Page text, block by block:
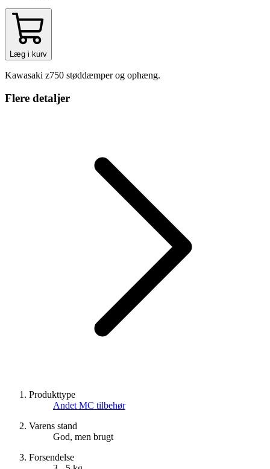
Læg i kurv
Kawasaki z750 støddæmper og ophæng.
Flere detaljer
Produkttype
Andet MC tilbehør
Varens stand
God, men brugt
Forsendelse